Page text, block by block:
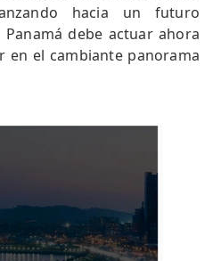
hacia un futuro
debe actuar ahora
en el cambiante panorama